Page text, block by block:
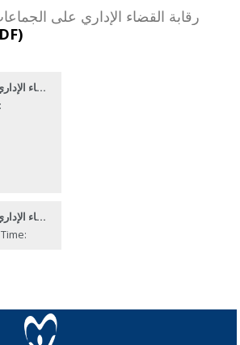
رقابة القضاء الإداري على
رقابة القضاء الإداري على الجماعات الترابية
رقابة القضاء الإداري على الجماعات الترابية